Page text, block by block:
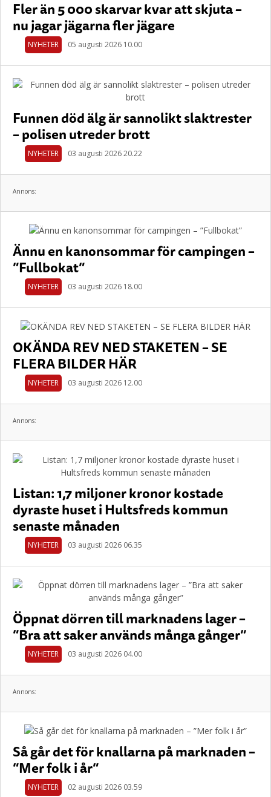
Fler än 5 000 skarvar kvar att skjuta –
nu jagar jägarna fler jägare
NYHETER 05 augusti 2026 10.00
Funnen död älg är sannolikt slaktrester
– polisen utreder brott
NYHETER 03 augusti 2026 20.22
Annons:
Ännu en kanonsommar för campingen –
”Fullbokat”
NYHETER 03 augusti 2026 18.00
OKÄNDA REV NED STAKETEN – SE
FLERA BILDER HÄR
NYHETER 03 augusti 2026 12.00
Annons:
Listan: 1,7 miljoner kronor kostade
dyraste huset i Hultsfreds kommun
senaste månaden
NYHETER 03 augusti 2026 06.35
Öppnat dörren till marknadens lager –
”Bra att saker används många gånger”
NYHETER 03 augusti 2026 04.00
Annons:
Så går det för knallarna på marknaden –
”Mer folk i år”
NYHETER 02 augusti 2026 03.59